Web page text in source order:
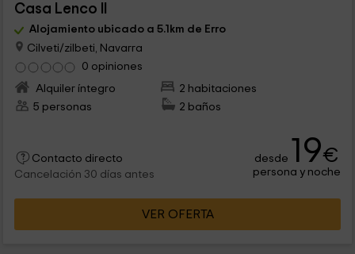
Casa Lenco II
Alojamiento ubicado a 5.1km de Erro
Cilveti/zilbeti, Navarra
0 opiniones
Alquiler íntegro
2 habitaciones
5 personas
2 baños
Contacto directo
Cancelación 30 días antes
desde 19€
persona y noche
VER OFERTA